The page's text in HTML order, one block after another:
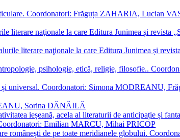
Coordonatori: Frăguța ZAHARIA, Lucian
literare naţionale la care Editura Junimea și revista
literare naţionale la care Editura Junimea și
psihologie, etică, religie, filosofie..
și universal. Coordonatori: Simona MODREANU,
Sorina DĂNĂILĂ
ieșeană, acela al literaturii de anticipație și
Emilian MARCU, Mihai PRICOP
românești de pe toate meridianele globului.